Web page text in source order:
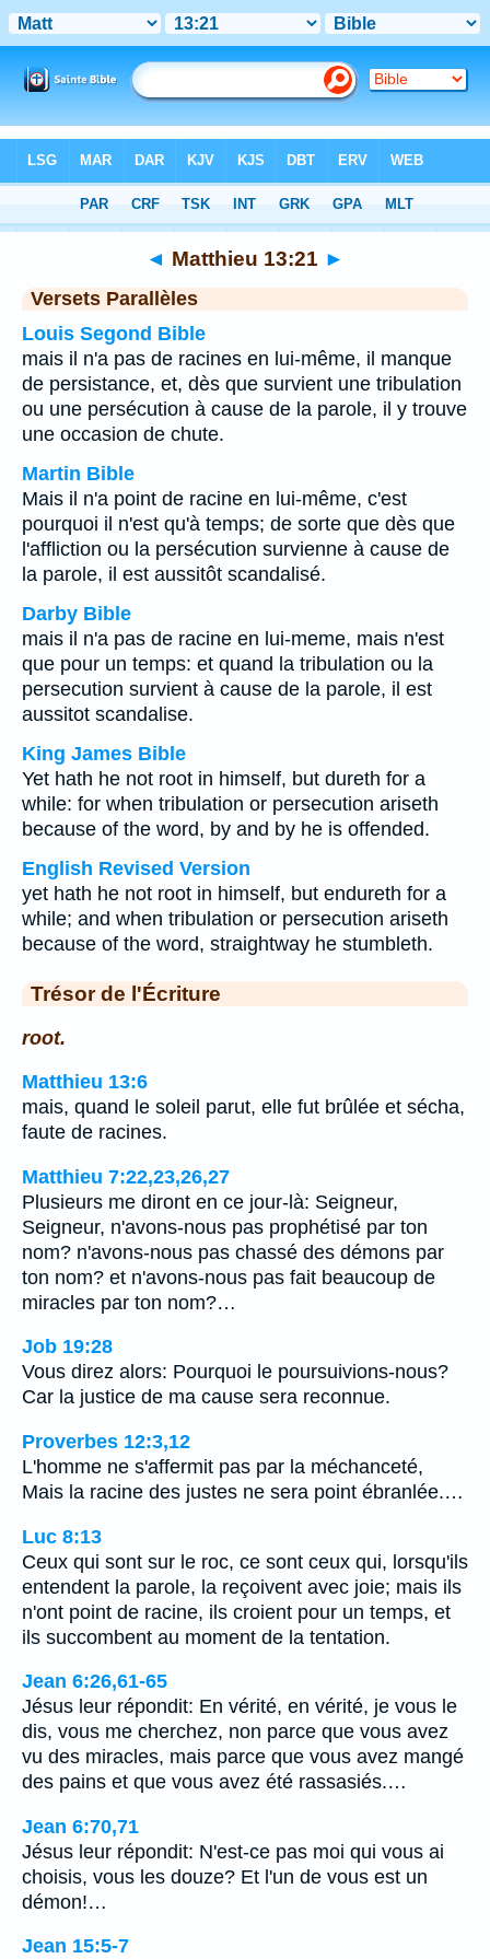
Chapitre 13> Verset 21
◄ Matthieu 13:21 ►
Versets Parallèles
Louis Segond Bible
mais il n'a pas de racines en lui-même, il manque
de persistance, et, dès que survient une tribulation
ou une persécution à cause de la parole, il y trouve
une occasion de chute.
Martin Bible
Mais il n'a point de racine en lui-même, c'est
pourquoi il n'est qu'à temps; de sorte que dès que
l'affliction ou la persécution survienne à cause de
la parole, il est aussitôt scandalisé.
Darby Bible
mais il n'a pas de racine en lui-meme, mais n'est
que pour un temps: et quand la tribulation ou la
persecution survient à cause de la parole, il est
aussitot scandalise.
King James Bible
Yet hath he not root in himself, but dureth for a
while: for when tribulation or persecution ariseth
because of the word, by and by he is offended.
English Revised Version
yet hath he not root in himself, but endureth for a
while; and when tribulation or persecution ariseth
because of the word, straightway he stumbleth.
Trésor de l'Écriture
root.
Matthieu 13:6
mais, quand le soleil parut, elle fut brûlée et sécha,
faute de racines.
Matthieu 7:22,23,26,27
Plusieurs me diront en ce jour-là: Seigneur,
Seigneur, n'avons-nous pas prophétisé par ton
nom? n'avons-nous pas chassé des démons par
ton nom? et n'avons-nous pas fait beaucoup de
miracles par ton nom?…
Job 19:28
Vous direz alors: Pourquoi le poursuivions-nous?
Car la justice de ma cause sera reconnue.
Proverbes 12:3,12
L'homme ne s'affermit pas par la méchanceté,
Mais la racine des justes ne sera point ébranlée.…
Luc 8:13
Ceux qui sont sur le roc, ce sont ceux qui, lorsqu'ils
entendent la parole, la reçoivent avec joie; mais ils
n'ont point de racine, ils croient pour un temps, et
ils succombent au moment de la tentation.
Jean 6:26,61-65
Jésus leur répondit: En vérité, en vérité, je vous le
dis, vous me cherchez, non parce que vous avez
vu des miracles, mais parce que vous avez mangé
des pains et que vous avez été rassasiés.…
Jean 6:70,71
Jésus leur répondit: N'est-ce pas moi qui vous ai
choisis, vous les douze? Et l'un de vous est un
démon!…
Jean 15:5-7